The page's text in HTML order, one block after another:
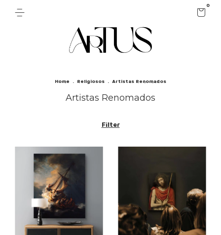
0
Home . Religiosos . Artistas Renomados
Artistas Renomados
Filter